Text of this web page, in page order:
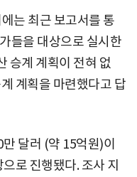
는 최근 보고서를 통
들을 대상으로 실시한
승계 계획이 전혀 없
계획을 마련했다고 답
달러 (약 15억원)이
로 진행됐다. 조사 지